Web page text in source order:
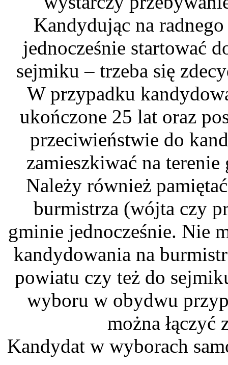
Kandydując na
jednocześnie startować
sejmiku – trzeba się
W przypadku
ukończone 25 lat oraz
przeciwieństwie do
zamieszkiwać na
Należy również
burmistrza (wójta czy
gminie jednocześnie. Nie
kandydowania na
powiatu czy też do
wyboru w obydwu
można łączyć
Kandydat w wyborach